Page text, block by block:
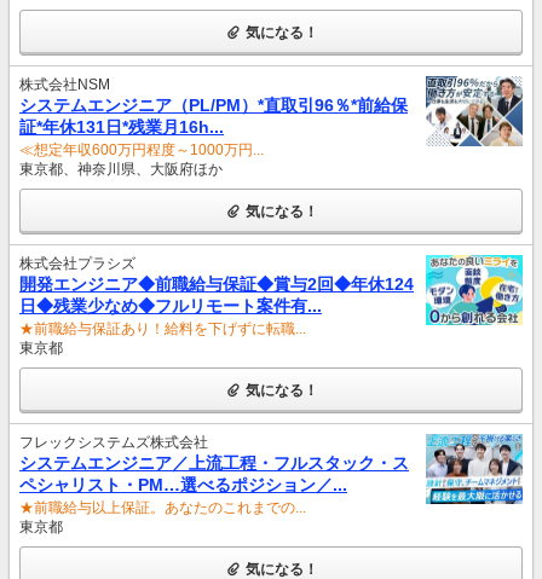
気になる！
株式会社NSM
システムエンジニア（PL/PM）*直取引96％*前給保
証*年休131日*残業月16h...
≪想定年収600万円程度～1000万円...
東京都、神奈川県、大阪府ほか
気になる！
株式会社プラシズ
開発エンジニア◆前職給与保証◆賞与2回◆年休124
日◆残業少なめ◆フルリモート案件有...
★前職給与保証あり！給料を下げずに転職...
東京都
気になる！
フレックシステムズ株式会社
システムエンジニア／上流工程・フルスタック・ス
ペシャリスト・PM…選べるポジション／...
★前職給与以上保証。あなたのこれまでの...
東京都
気になる！